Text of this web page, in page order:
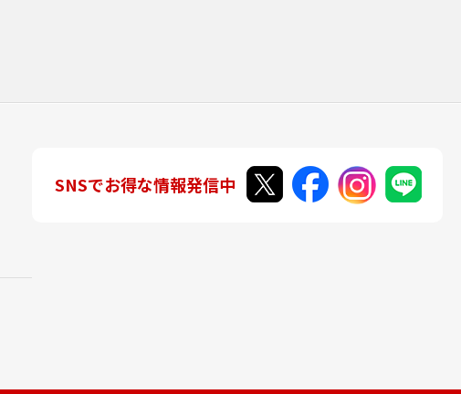
SNSでお得な情報発信中